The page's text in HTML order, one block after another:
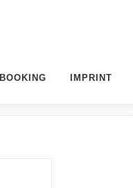
BOOKING IMPRINT